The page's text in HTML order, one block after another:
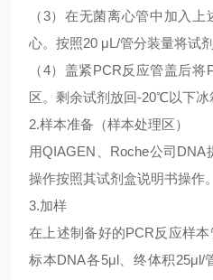
（3）在无菌离心管中加入上
心。按照20 μL/管分装量将试
（4）盖紧PCR反应管盖后将
区。剩余试剂放回-20℃以下冰
2.样本准备（样本处理区）
用QIAGEN、Roche公司DNA
操作按照其试剂盒说明书操作。
3.加样
在上述制备好的PCR反应样
标本DNA各5μl、终体积25μl/